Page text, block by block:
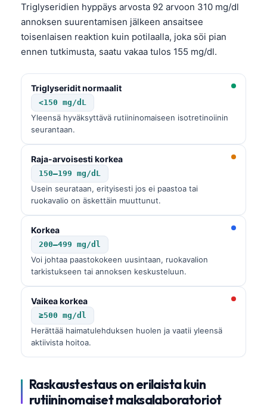
Triglyseridien hyppäys arvosta 92 arvoon 310 mg/dl
annoksen suurentamisen jälkeen ansaitsee
toisenlaisen reaktion kuin potilaalla, joka söi pian
ennen tutkimusta, saatu vakaa tulos 155 mg/dl.
Triglyseridit normaalit
<150 mg/dL
Yleensä hyväksyttävä rutiininomaiseen isotretinoiinin
seurantaan.
Raja-arvoisesti korkea
150–199 mg/dL
Usein seurataan, erityisesti jos ei paastoa tai
ruokavalio on äskettäin muuttunut.
Korkea
200–499 mg/dl
Voi johtaa paastokokeen uusintaan, ruokavalion
tarkistukseen tai annoksen keskusteluun.
Vaikea korkea
≥500 mg/dl
Herättää haimatulehduksen huolen ja vaatii yleensä
aktiivista hoitoa.
Raskaustestaus on erilaista kuin
rutiininomaiset maksalaboratoriot